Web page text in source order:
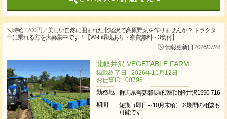
＼時給1,200円／美しい自然に囲まれた北軽沢で高原野菜を作りませんか？ トラクタ
ーに乗れる方を大募集中です！【Wi-Fi環境あり・寮費無料・3食付】
情報更新日 2026/07/28
北軽井沢 VEGETABLE FARM
掲載終了日 : 2026年11月12日
お仕事ID : 00795
勤務地
群馬県吾妻郡長野原町北軽井沢1990-716
期間
短期（即日～10月末頃）※期間の相談も
可能です